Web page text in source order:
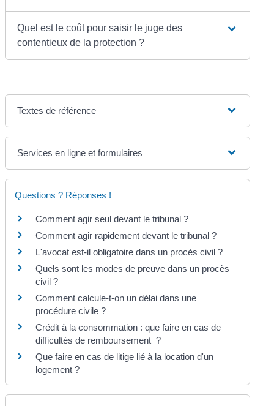
Quel est le coût pour saisir le juge des
contentieux de la protection ?
Textes de référence
Services en ligne et formulaires
Questions ? Réponses !
Comment agir seul devant le tribunal ?
Comment agir rapidement devant le tribunal ?
L'avocat est-il obligatoire dans un procès civil ?
Quels sont les modes de preuve dans un procès
civil ?
Comment calcule-t-on un délai dans une
procédure civile ?
Crédit à la consommation : que faire en cas de
difficultés de remboursement ?
Que faire en cas de litige lié à la location d'un
logement ?